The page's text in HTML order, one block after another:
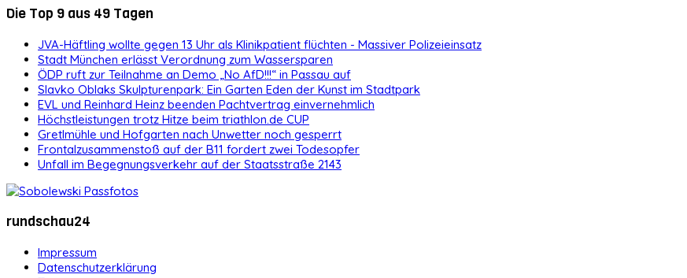
Die Top 9 aus 49 Tagen
JVA-Häftling wollte gegen 13 Uhr als Klinikpatient flüchten - Massiver Polizeieinsatz
Stadt München erlässt Verordnung zum Wassersparen
ÖDP ruft zur Teilnahme an Demo „No AfD!!!“ in Passau auf
Slavko Oblaks Skulpturenpark: Ein Garten Eden der Kunst im Stadtpark
EVL und Reinhard Heinz beenden Pachtvertrag einvernehmlich
Höchstleistungen trotz Hitze beim triathlon.de CUP
Gretlmühle und Hofgarten nach Unwetter noch gesperrt
Frontalzusammenstoß auf der B11 fordert zwei Todesopfer
Unfall im Begegnungsverkehr auf der Staatsstraße 2143
rundschau24
Impressum
Datenschutzerklärung